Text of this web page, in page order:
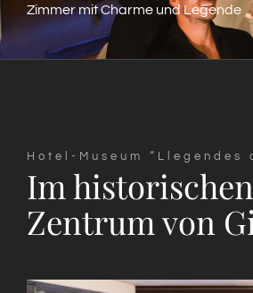
Zimmer mit Charme und Legende
Hotel-Museum “Llegendes
Im historischen
Zentrum von